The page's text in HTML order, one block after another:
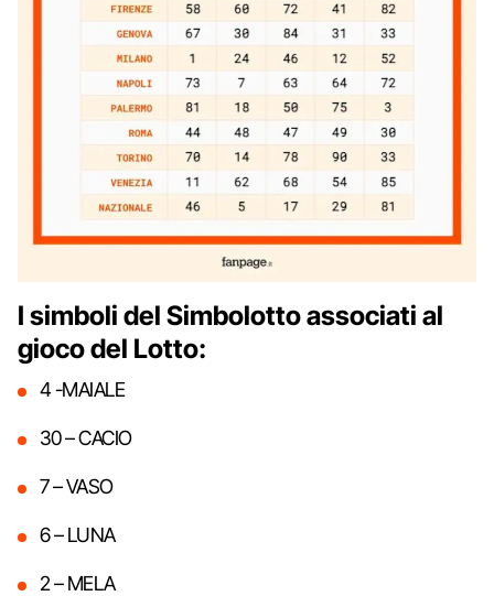
I simboli del Simbolotto associati al
gioco del Lotto:
4 -MAIALE
30 – CACIO
7 – VASO
6 – LUNA
2 – MELA